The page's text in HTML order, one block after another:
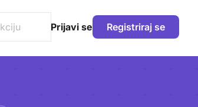
Prijavi se Registriraj se